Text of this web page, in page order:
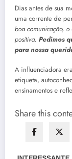
Dias antes de sua
uma corrente de
boa comunicação,
positiva. Pedimos
para nossa
A influenciadora
etiqueta,
ensinamentos e
Share this